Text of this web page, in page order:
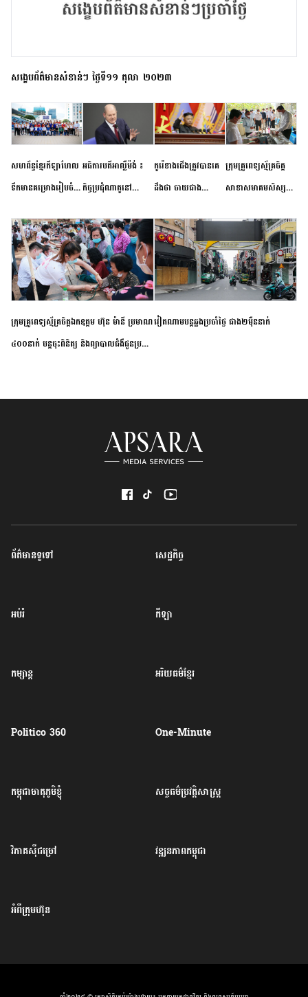
សង្ខេបព័ត៌មានសំខាន់ៗ ថ្ងៃទី១១ តុលា ២០២៣
សហព័ន្ធខ្មែរកីឡាហែល
ទឹកមានគម្រោងរៀបចំ
កម្រិតបឋម ដល់ឧត្តម
សិក្សានាពេលខាងមុខ
អធិការបតីអាល្លឺម៉ង់ ៖
កិច្ចប្រជុំណាតូនៅ
ខាងមុខនឹងបញ្ជូនសញ្ញា
នៃភាពស្អិតរមួត និង
ការប្តេជ្ញាចិត្ត
កូរ៉េខាងជើងត្រូវបានគេ
ដឹងថា ចាយជាង
អភិវឌ្ឍន៍នុយក្លេអ៊ែរ
ក្រុមគ្រូពេទ្យស្ម័គ្រចិត្ត
សាខាសមាគមសិស្ស
ខេត្តកំពង់ចាម ចុះពិនិត្យ
ពិគ្រោះជំងឺទូទៅ និងផ្តល់
ថ្នាំពេទ្យជូនប្រជាពលរដ្ឋ
រស់នៅសង្កាត់បឹងកុក
ក្រុមគ្រូពេទ្យស្ម័គ្រចិត្តឯកឧត្តម ហ៊ុន ម៉ានី ប្រមាណ
៤០០នាក់ បន្តចុះពិនិត្យ និងព្យាបាលជំងឺជូនប្រជា
វៀតណាម​បន្ត​ឆ្លង​ប្រចាំថ្ងៃ​ ​ជាង​២​ម៉ឺន​នាក់​
ព័ត៌មានទូទៅ សេដ្ឋកិច្ច
អប់រំ កីឡា
កម្សាន្ត អរិយធម៌ខ្មែរ
Politico 360 One-Minute
កម្ពុជាមាតុភូមិខ្ញុំ សច្ចធម៌ប្រវត្តិសាស្ត្រ
វិភាគសុីជម្រៅ វឌ្ឍនភាពកម្ពុជា
អំពីក្រុមហ៊ុន